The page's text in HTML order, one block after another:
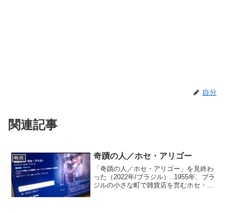
自分
関連記事
映画 奇蹟の人／ホセ・アリゴー
「奇蹟の人／ホセ・アリゴー」を見終わ
った（2022年/ブラジル）..1955年、ブラ
ジルの小さな町で雑貨店を営むホセ・ア